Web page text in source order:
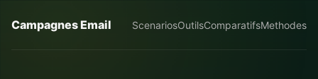
Campagnes Email ScenariosOutilsComparatifsMethodes